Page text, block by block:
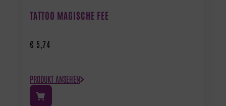
TATTOO MAGISCHE FEE
€ 5,74
PRODUKT ANSEHEN